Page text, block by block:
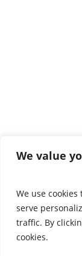
We value
We use
serve
traffic. By
cookies.